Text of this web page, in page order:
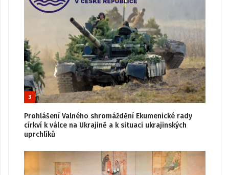
3
Prohlášení Valného shromáždění Ekumenické rady
církví k válce na Ukrajině a k situaci ukrajinských
uprchlíků